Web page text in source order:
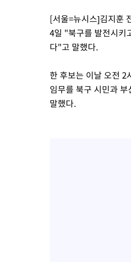
[서울=뉴시스]김지훈
4일 "북구를 발전시키
다"고 말했다.
한 후보는 이날 오전
임무를 북구 시민과
말했다.